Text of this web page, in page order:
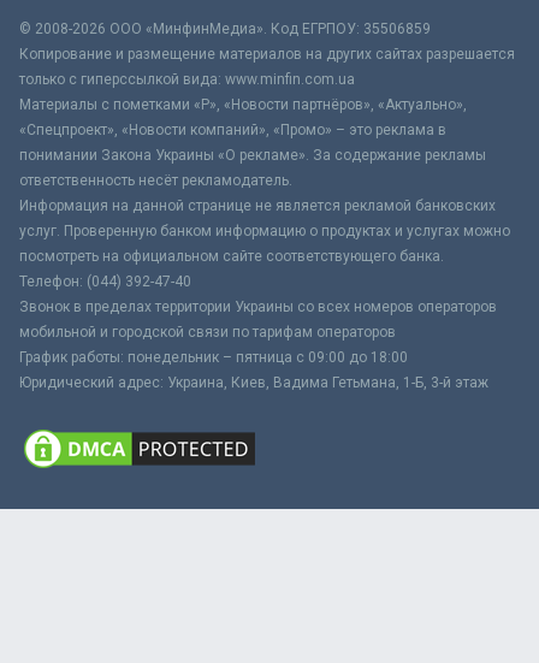
© 2008-2026 ООО «МинфинМедиа». Код ЕГРПОУ: 35506859
Копирование и размещение материалов на других сайтах разрешается
только с гиперссылкой вида: www.minfin.com.ua
Материалы с пометками «Р», «Новости партнёров», «Актуально»,
«Спецпроект», «Новости компаний», «Промо» – это реклама в
понимании Закона Украины «О рекламе». За содержание рекламы
ответственность несёт рекламодатель.
Информация на данной странице не является рекламой банковских
услуг. Проверенную банком информацию о продуктах и услугах можно
посмотреть на официальном сайте соответствующего банка.
Телефон: (044) 392-47-40
Звонок в пределах территории Украины со всех номеров операторов
мобильной и городской связи по тарифам операторов
График работы: понедельник – пятница с 09:00 до 18:00
Юридический адрес: Украина, Киев, Вадима Гетьмана, 1-Б, 3-й этаж